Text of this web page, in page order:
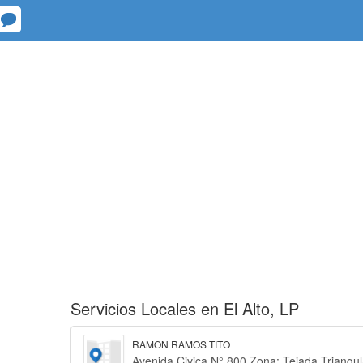
Servicios Locales en El Alto, LP
RAMON RAMOS TITO